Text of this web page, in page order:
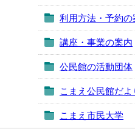
利用方法・予約の
講座・事業の案内
公民館の活動団体
こまえ公民館だよ
こまえ市民大学